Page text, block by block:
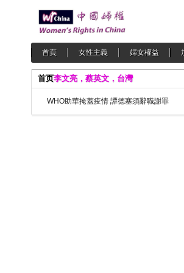
首頁 女性主義 婦女權益
首页李文亮，蔡英文，台灣
WHO助華掩蓋疫情 譚德塞須辭職謝罪